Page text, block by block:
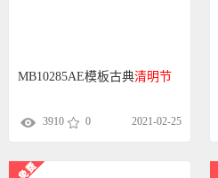
MB10285AE模板古典清明节
3910 0 2021-02-25